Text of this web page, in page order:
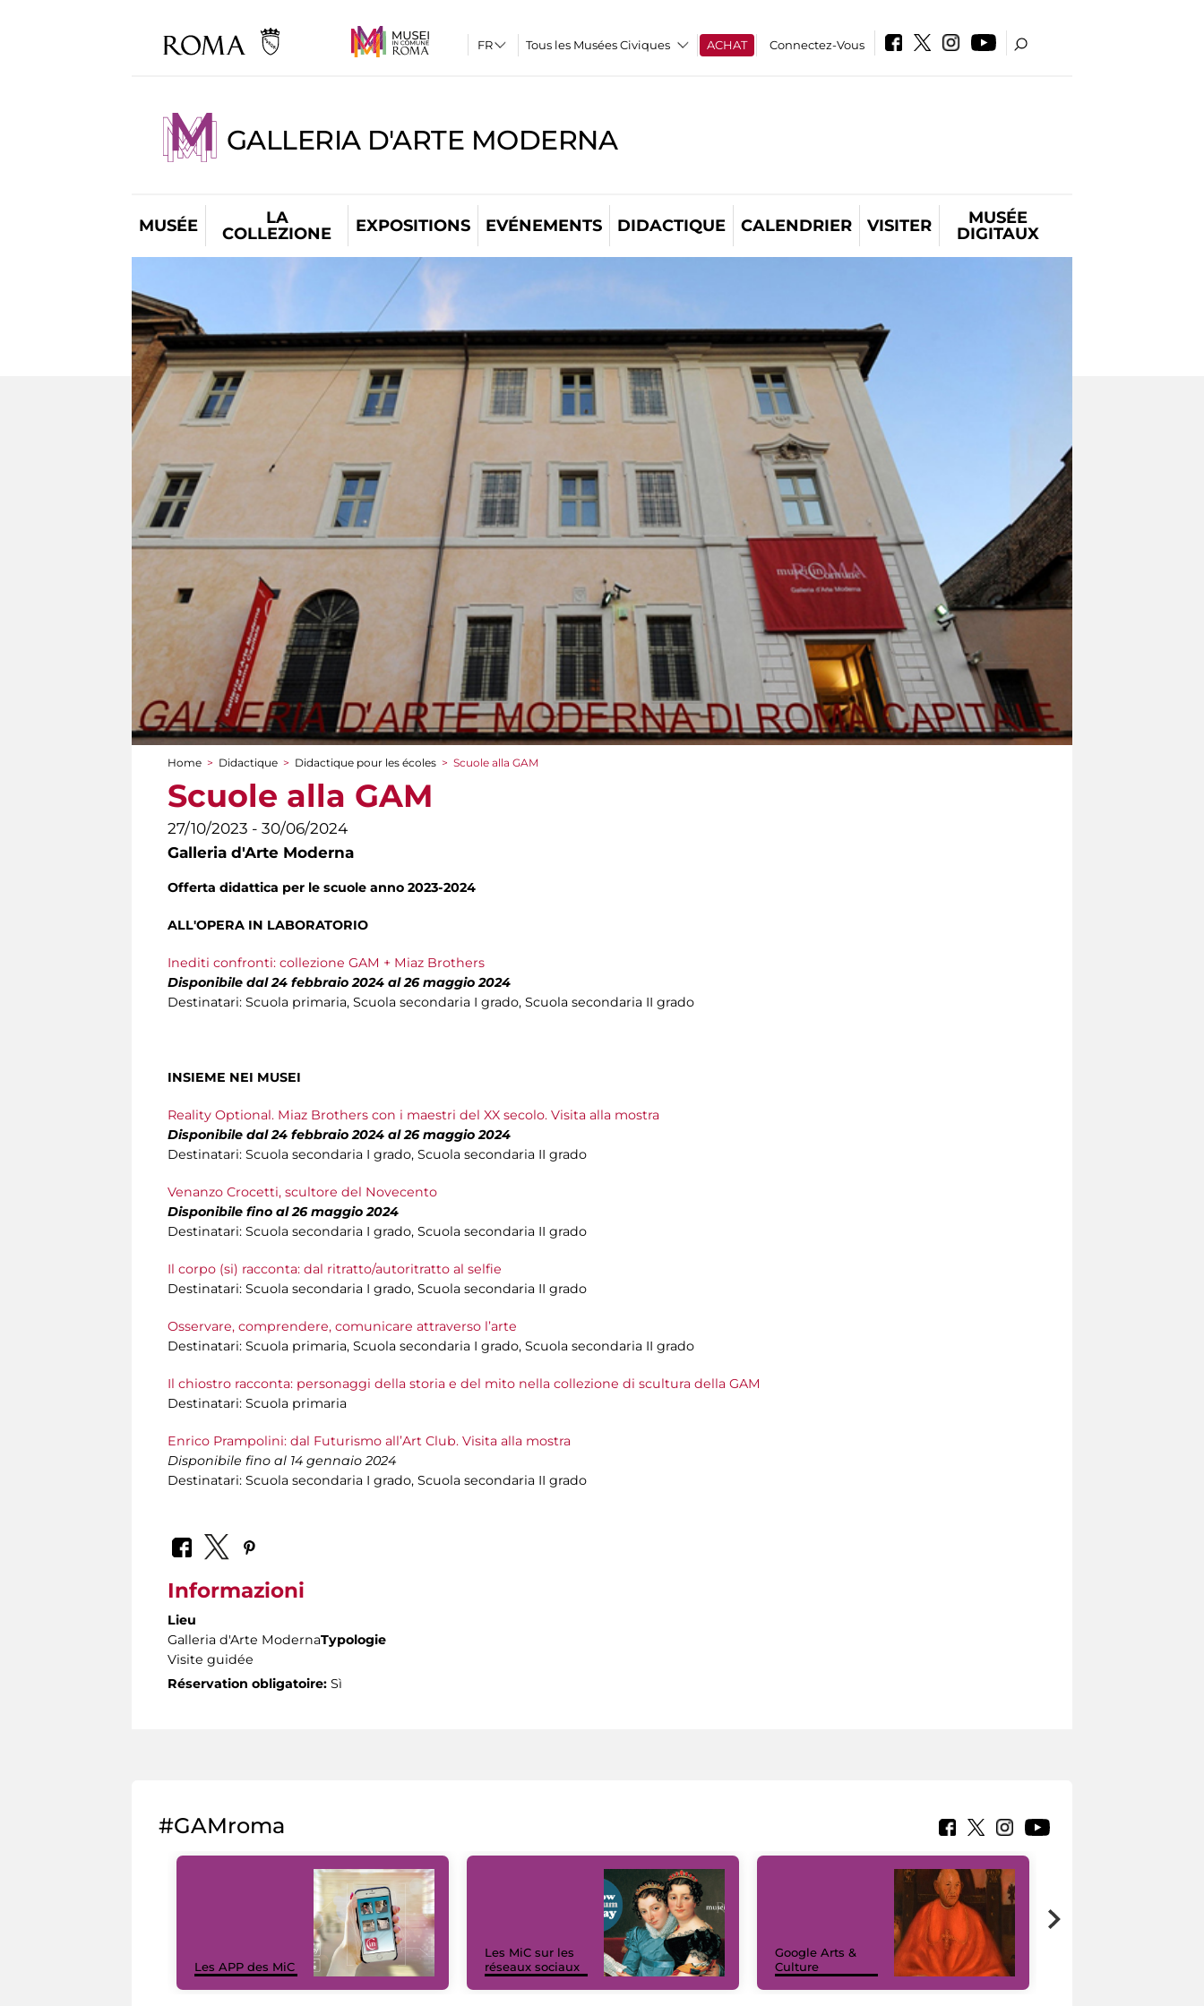
Tous les Musées Civiques ACHAT Connectez-Vous
GALLERIA D'ARTE MODERNA
MUSÉE
LA
COLLEZIONE
EXPOSITIONS EVÉNEMENTS DIDACTIQUE CALENDRIER VISITER
MUSÉE
DIGITAUX
You are here
Home > Didactique > Didactique pour les écoles > Scuole alla GAM
Scuole alla GAM
27/10/2023 - 30/06/2024
Galleria d'Arte Moderna
Offerta didattica per le scuole anno 2023-2024
ALL'OPERA IN LABORATORIO
Inediti confronti: collezione GAM + Miaz Brothers
Disponibile dal 24 febbraio 2024 al 26 maggio 2024
Destinatari: Scuola primaria, Scuola secondaria I grado, Scuola secondaria II grado
INSIEME NEI MUSEI
Reality Optional. Miaz Brothers con i maestri del XX secolo. Visita alla mostra
Disponibile dal 24 febbraio 2024 al 26 maggio 2024
Destinatari: Scuola secondaria I grado, Scuola secondaria II grado
Venanzo Crocetti, scultore del Novecento
Disponibile fino al 26 maggio 2024
Destinatari: Scuola secondaria I grado, Scuola secondaria II grado
Il corpo (si) racconta: dal ritratto/autoritratto al selfie
Destinatari: Scuola secondaria I grado, Scuola secondaria II grado
Osservare, comprendere, comunicare attraverso l’arte
Destinatari: Scuola primaria, Scuola secondaria I grado, Scuola secondaria II grado
Il chiostro racconta: personaggi della storia e del mito nella collezione di scultura della GAM
Destinatari: Scuola primaria
Enrico Prampolini: dal Futurismo all’Art Club. Visita alla mostra
Disponibile fino al 14 gennaio 2024
Destinatari: Scuola secondaria I grado, Scuola secondaria II grado
Informazioni
Lieu
Galleria d'Arte ModernaTypologie
Visite guidée
Réservation obligatoire: Sì
#GAMroma
Les APP des MiC
Les MiC sur les
réseaux sociaux
Google Arts &
Culture